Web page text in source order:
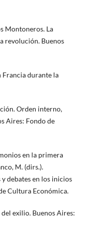
Montoneros. La
revolución. Buenos
Francia durante la
Orden interno,
Aires: Fondo de
en la primera
M. (dirs.).
debates en los inicios
Cultura Económica.
exilio. Buenos Aires: